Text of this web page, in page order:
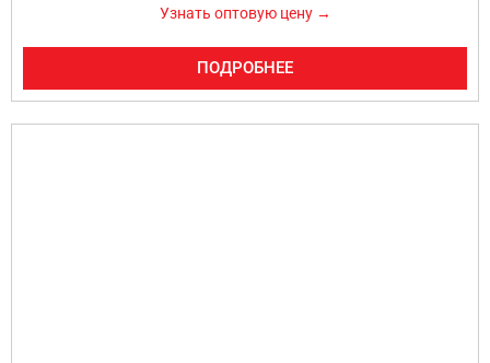
Узнать оптовую цену →
ПОДРОБНЕЕ